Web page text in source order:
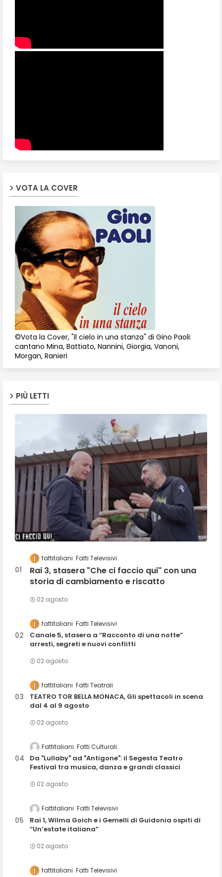
VOTA LA COVER
©Vota la Cover, "Il cielo in una stanza" di Gino Paoli:
cantano Mina, Battiato, Nannini, Giorgia, Vanoni,
Morgan, Ranieri
PIÙ LETTI
fattitaliani Fatti Televisivi
Rai 3, stasera "Che ci faccio qui" con una
storia di cambiamento e riscatto
02 agosto
fattitaliani Fatti Televisivi
Canale 5, stasera a “Racconto di una notte”
arresti, segreti e nuovi conflitti
02 agosto
fattitaliani Fatti Teatrali
TEATRO TOR BELLA MONACA, Gli spettacoli in scena
dal 4 al 9 agosto
02 agosto
Fattitaliani Fatti Culturali
Da "Lullaby" ad "Antigone": il Segesta Teatro
Festival tra musica, danza e grandi classici
02 agosto
Fattitaliani Fatti Televisivi
Rai 1, Wilma Goich e i Gemelli di Guidonia ospiti di
“Un’estate italiana”
02 agosto
fattitaliani Fatti Televisivi